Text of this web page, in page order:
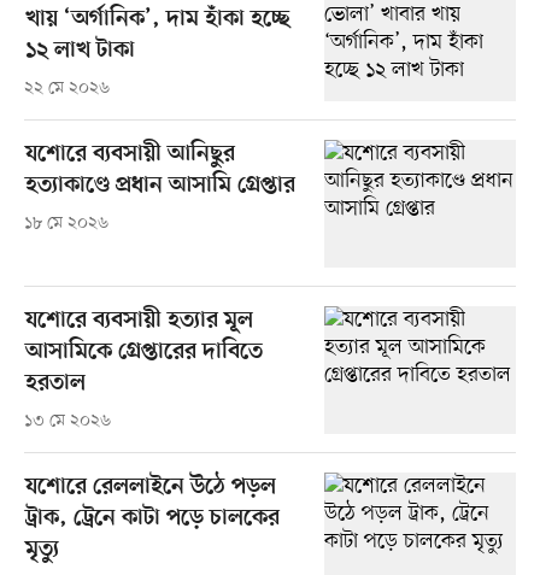
খায় ‘অর্গানিক’, দাম হাঁকা হচ্ছে
১২ লাখ টাকা
২২ মে ২০২৬
যশোরে ব্যবসায়ী আনিছুর
হত্যাকাণ্ডে প্রধান আসামি গ্রেপ্তার
১৮ মে ২০২৬
যশোরে ব্যবসায়ী হত্যার মূল
আসামিকে গ্রেপ্তারের দাবিতে
হরতাল
১৩ মে ২০২৬
যশোরে রেললাইনে উঠে পড়ল
ট্রাক, ট্রেনে কাটা পড়ে চালকের
মৃত্যু